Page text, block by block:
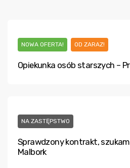
NOWA OFERTA! OD ZARAZ!
Opiekunka osób starszych –
NA ZASTĘPSTWO
Sprawdzony kontrakt,
Malbork